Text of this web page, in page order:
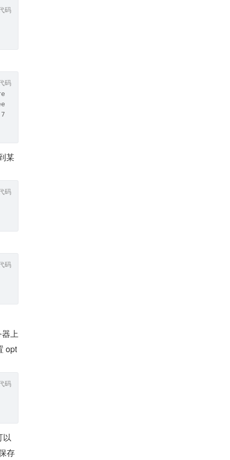
码
码
某
码
码
上
opt
码
以
存